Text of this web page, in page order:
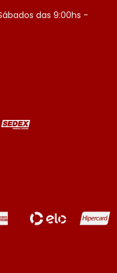
das 9:00hs -